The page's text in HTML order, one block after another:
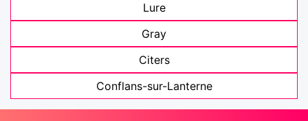
Lure
Gray
Citers
Conflans-sur-Lanterne